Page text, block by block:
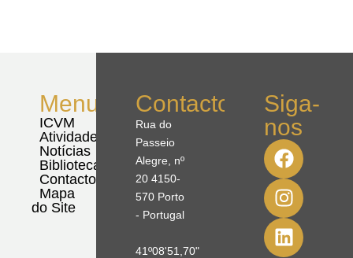
Menu
ICVM
Atividades
Notícias
Biblioteca
Contactos
Mapa
do Site
Contactos
Rua do
Passeio
Alegre, nº
20 4150-
570 Porto
- Portugal
41º08'51,70"
Siga-
nos